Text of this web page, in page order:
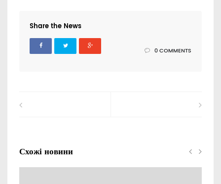
Share the News
0 COMMENTS
Схожі новини